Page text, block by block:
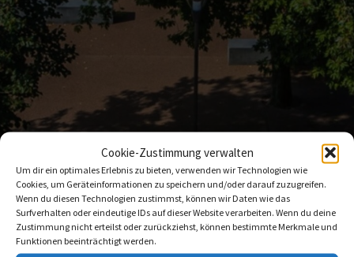
Cookie-Zustimmung verwalten
Um dir ein optimales Erlebnis zu bieten, verwenden wir Technologien wie
Cookies, um Geräteinformationen zu speichern und/oder darauf zuzugreifen.
Wenn du diesen Technologien zustimmst, können wir Daten wie das
Surfverhalten oder eindeutige IDs auf dieser Website verarbeiten. Wenn du deine
Zustimmung nicht erteilst oder zurückziehst, können bestimmte Merkmale und
Funktionen beeinträchtigt werden.